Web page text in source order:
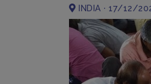
INDIA · 17/12/